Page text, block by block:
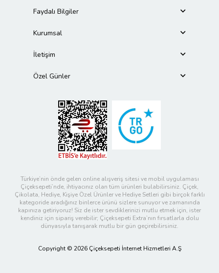
Faydalı Bilgiler
Kurumsal
İletişim
Özel Günler
Türkiye’nin önde gelen online alışveriş sitesi ve mobil uygulaması
Çiçeksepeti’nde, ihtiyacınız olan tüm ürünleri bulabilirsiniz. Çiçek,
Çikolata, Hediye, Kişiye Özel Ürünler ve Hediye Setleri gibi birçok farklı
kategoride aradığınız binlerce ürünü sizlere sunuyor ve zamanında
kapınıza getiriyoruz! Siz de ister sevdiklerinizi mutlu etmek için, ister
kendiniz için sipariş verebilir; Çiçeksepeti Extra’nın fırsatlarla dolu
dünyasıyla tanışarak mutlu bir gün geçirebilirsiniz.
Copyright © 2026 Çiçeksepeti İnternet Hizmetleri A.Ş